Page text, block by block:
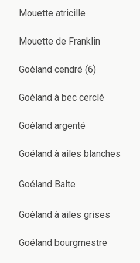
Mouette atricille
Mouette de Franklin
Goéland cendré (6)
Goéland à bec cerclé
Goéland argenté
Goéland à ailes blanches
Goéland Balte
Goéland à ailes grises
Goéland bourgmestre